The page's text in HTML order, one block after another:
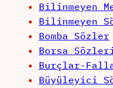
Bilinmeyen
Bilinmeyen
Bomba Sözler
Borsa
Burçlar-
Büyüleyici